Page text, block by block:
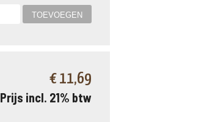
€ 11,69
Prijs incl. 21% btw